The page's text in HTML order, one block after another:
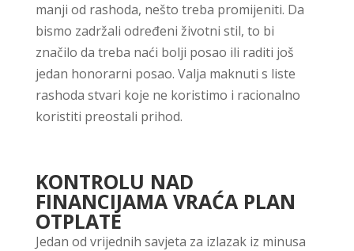
manji od rashoda, nešto treba promijeniti. Da
bismo zadržali određeni životni stil, to bi
značilo da treba naći bolji posao ili raditi još
jedan honorarni posao. Valja maknuti s liste
rashoda stvari koje ne koristimo i racionalno
koristiti preostali prihod.
KONTROLU NAD
FINANCIJAMA VRAĆA PLAN
OTPLATE
Jedan od vrijednih savjeta za izlazak iz minusa